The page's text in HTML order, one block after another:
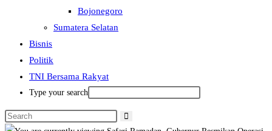
Bojonegoro
Sumatera Selatan
Bisnis
Politik
TNI Bersama Rakyat
Type your search